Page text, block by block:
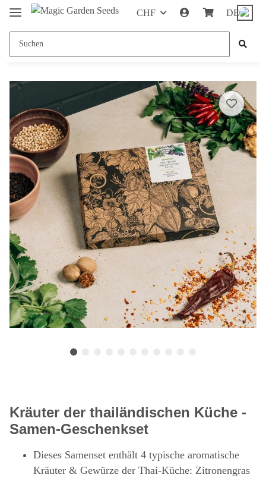
CHF DE
Kräuter der thailändischen Küche -
Samen-Geschenkset
Dieses Samenset enthält 4 typische aromatische
Kräuter & Gewürze der Thai-Küche: Zitronengras